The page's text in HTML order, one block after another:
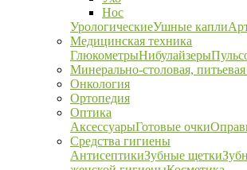
Нос
УрологическиеУшные капли
Медицинская техника
ГлюкометрыНибулайзеры
Минерально-столовая, питьевая
Онкология
Ортопедия
Оптика
АксессуарыГотовые очки
Средства гигиены
АнтисептикиЗубные щетки